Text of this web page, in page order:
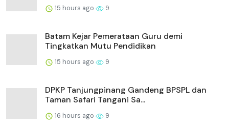
15 hours ago 9
Batam Kejar Pemerataan Guru demi
Tingkatkan Mutu Pendidikan
15 hours ago 9
DPKP Tanjungpinang Gandeng BPSPL dan
Taman Safari Tangani Sa...
16 hours ago 9